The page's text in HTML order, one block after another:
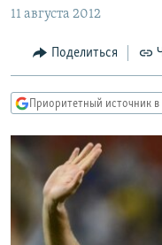
навигации
Вернутся
КУЛЬТУРА
IDEL.РЕАЛИИ
КАВКАЗ.РЕАЛИИ
СИБИРЬ.РЕАЛИИ
РАСПИСАНИЕ
ПОДПИШИТЕСЬ НА
11 августа 2012
Поделиться
Приоритетный источник в